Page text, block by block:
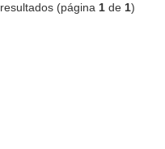
resultados (página 1 de 1)